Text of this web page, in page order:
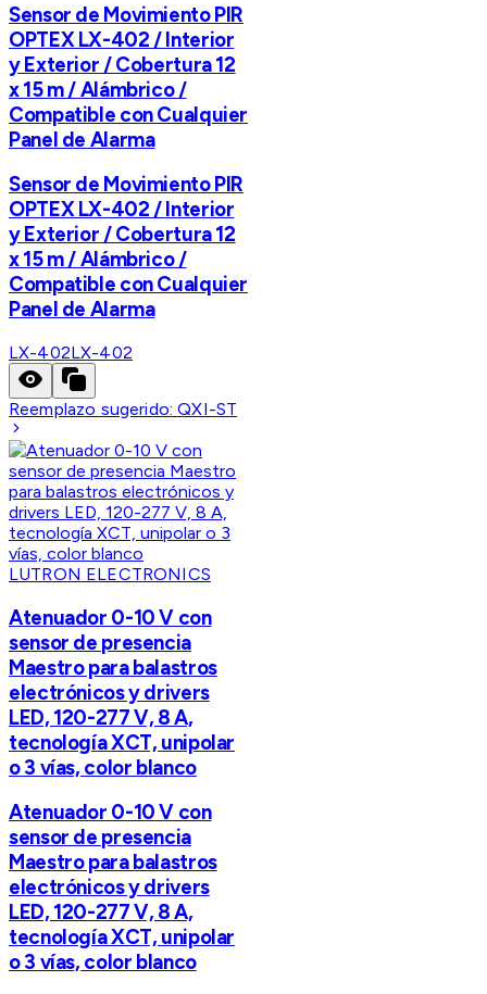
Sensor de Movimiento PIR
OPTEX LX-402 / Interior
y Exterior / Cobertura 12
x 15 m / Alámbrico /
Compatible con Cualquier
Panel de Alarma
Sensor de Movimiento PIR
OPTEX LX-402 / Interior
y Exterior / Cobertura 12
x 15 m / Alámbrico /
Compatible con Cualquier
Panel de Alarma
LX-402LX-402
Reemplazo sugerido:QXI-ST
LUTRON ELECTRONICS
Atenuador 0-10 V con
sensor de presencia
Maestro para balastros
electrónicos y drivers
LED, 120-277 V, 8 A,
tecnología XCT, unipolar
o 3 vías, color blanco
Atenuador 0-10 V con
sensor de presencia
Maestro para balastros
electrónicos y drivers
LED, 120-277 V, 8 A,
tecnología XCT, unipolar
o 3 vías, color blanco